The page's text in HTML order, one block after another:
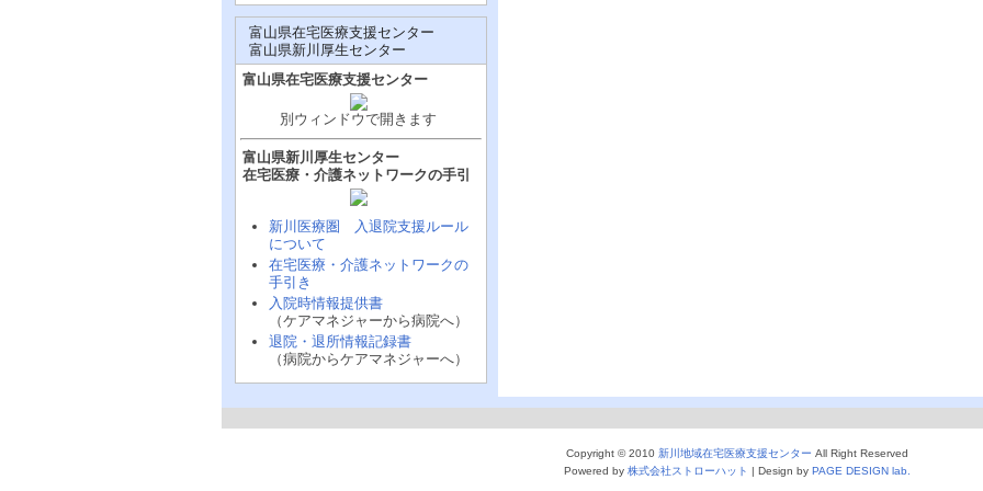
富山県在宅医療支援センター
富山県新川厚生センター
富山県在宅医療支援センター
別ウィンドウで開きます
富山県新川厚生センター
在宅医療・介護ネットワークの手引
新川医療圏 入退院支援ルール
について
在宅医療・介護ネットワークの
手引き
入院時情報提供書
（ケアマネジャーから病院へ）
退院・退所情報記録書
（病院からケアマネジャーへ）
Copyright © 2010 新川地域在宅医療支援センター All Right Reserved
Powered by 株式会社ストローハット | Design by PAGE DESIGN lab.